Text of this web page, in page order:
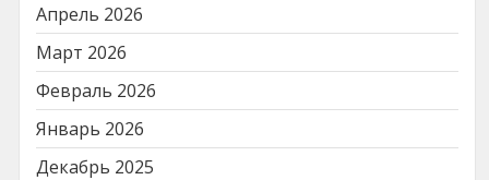
Апрель 2026
Март 2026
Февраль 2026
Январь 2026
Декабрь 2025